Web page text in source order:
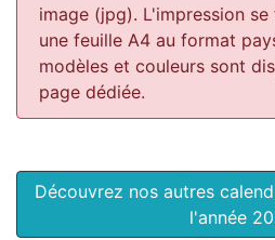
image (jpg). L'impression
une feuille A4 au format
modèles et couleurs sont
page dédiée.
Découvrez nos autres
l'année